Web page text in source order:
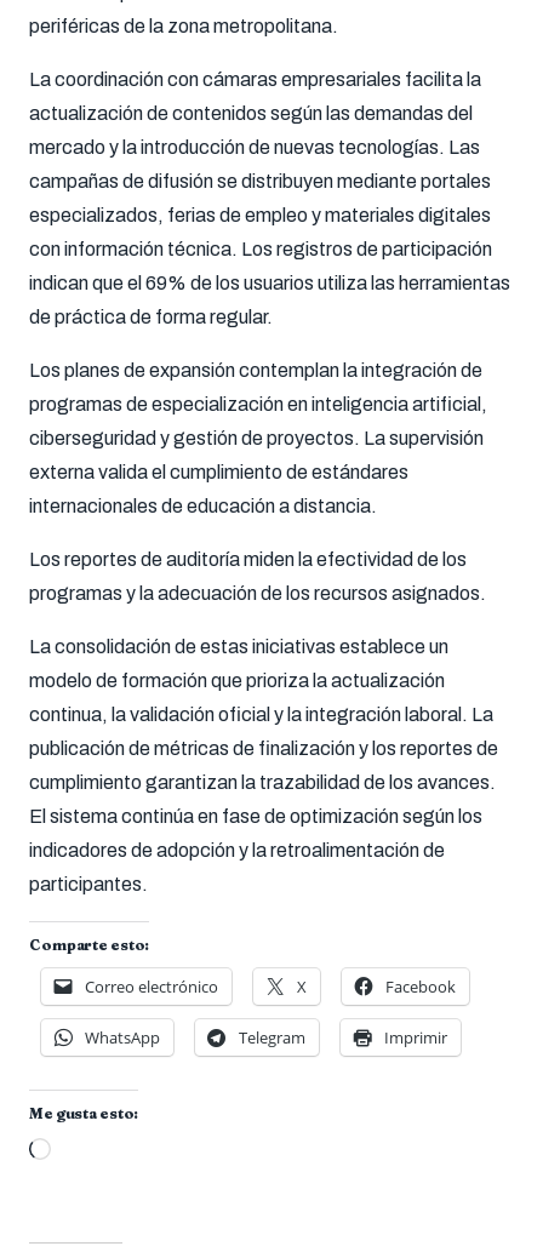
periféricas de la zona metropolitana.
La coordinación con cámaras empresariales facilita la
actualización de contenidos según las demandas del
mercado y la introducción de nuevas tecnologías. Las
campañas de difusión se distribuyen mediante portales
especializados, ferias de empleo y materiales digitales
con información técnica. Los registros de participación
indican que el 69% de los usuarios utiliza las herramientas
de práctica de forma regular.
Los planes de expansión contemplan la integración de
programas de especialización en inteligencia artificial,
ciberseguridad y gestión de proyectos. La supervisión
externa valida el cumplimiento de estándares
internacionales de educación a distancia.
Los reportes de auditoría miden la efectividad de los
programas y la adecuación de los recursos asignados.
La consolidación de estas iniciativas establece un
modelo de formación que prioriza la actualización
continua, la validación oficial y la integración laboral. La
publicación de métricas de finalización y los reportes de
cumplimiento garantizan la trazabilidad de los avances.
El sistema continúa en fase de optimización según los
indicadores de adopción y la retroalimentación de
participantes.
Comparte esto:
Correo electrónico X Facebook
WhatsApp Telegram Imprimir
Me gusta esto:
Cargando...